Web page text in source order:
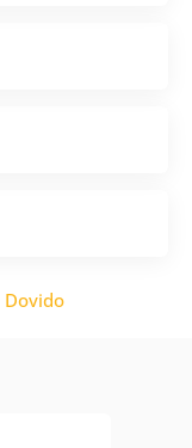
Dovido